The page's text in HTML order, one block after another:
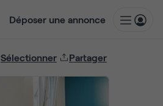
Déposer une annonce
Sélectionner Partager